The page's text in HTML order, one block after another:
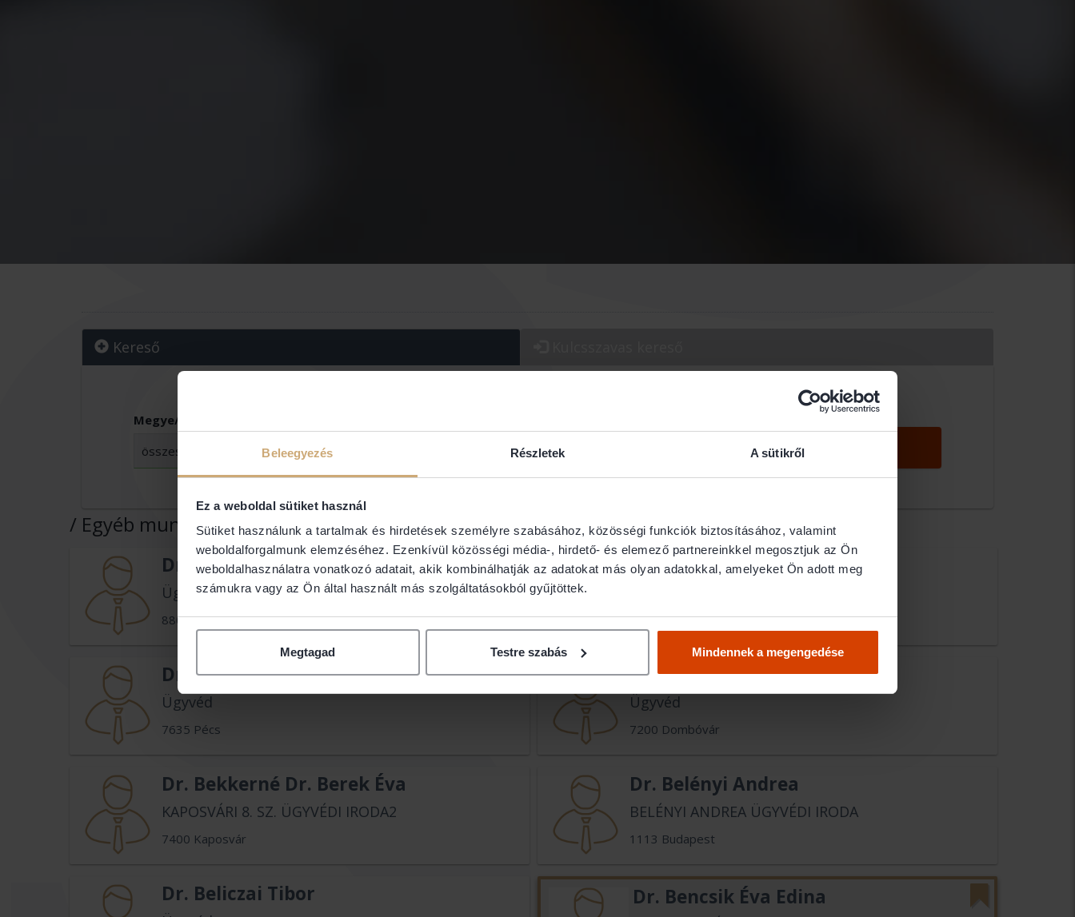
Beleegyezés Részletek A sütikről
Ez a weboldal sütiket használ
Sütiket használunk a tartalmak és hirdetések személyre szabásához, közösségi funkciók biztosításához, valamint
weboldalforgalmunk elemzéséhez. Ezenkívül közösségi média-, hirdető- és elemező partnereinkkel megosztjuk az Ön
weboldalhasználatra vonatkozó adatait, akik kombinálhatják az adatokat más olyan adatokkal, amelyeket Ön adott meg
számukra vagy az Ön által használt más szolgáltatásokból gyűjtöttek.
Megtagad Testre szabás Mindennek a megengedése
Kereső
Megye/Budapest:
/ Egyéb munka 2307 ügyvéd
Dr. Bazsóné Dr. Hajnalka Adrienn
Ügyvéd
8800 Nagykanizsa
Dr. Bejó Ágnes
1136 Budapest
Dr. Beke Ágnes
Ügyvéd
7635 Pécs
Dr. Békefi Nóra
Ügyvéd
7200 Dombóvár
Dr. Bekkerné Dr. Berek Éva
KAPOSVÁRI 8. SZ. ÜGYVÉDI IRODA2
7400 Kaposvár
Dr. Belényi Andrea
BELÉNYI ANDREA ÜGYVÉDI IRODA
1113 Budapest
Dr. Beliczai Tibor Dr. Bencsik Éva Edina